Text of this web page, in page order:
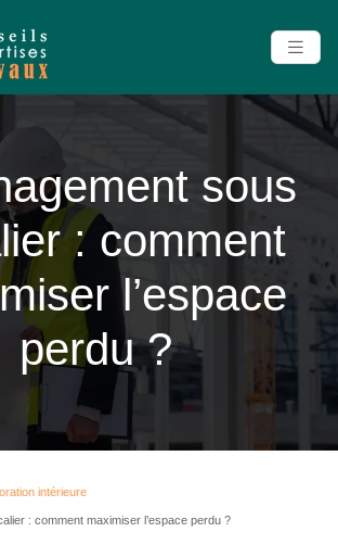
sous
: comment
l’espace
perdu ?
intérieure
: comment maximiser l’espace perdu ?